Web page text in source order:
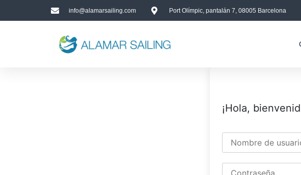
info@alamarsailing.com Port Olímpic, pantalán 7, 08005 Barcelona
¡Hola,